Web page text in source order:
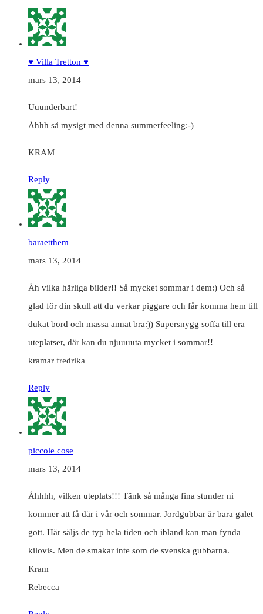
♥ Villa Tretton ♥
mars 13, 2014
Uuunderbart!
Åhhh så mysigt med denna summerfeeling:-)
KRAM
Reply
baraetthem
mars 13, 2014
Åh vilka härliga bilder!! Så mycket sommar i dem:) Och så
glad för din skull att du verkar piggare och får komma hem till
dukat bord och massa annat bra:)) Supersnygg soffa till era
uteplatser, där kan du njuuuuta mycket i sommar!!
kramar fredrika
Reply
piccole cose
mars 13, 2014
Åhhhh, vilken uteplats!!! Tänk så många fina stunder ni
kommer att få där i vår och sommar. Jordgubbar är bara galet
gott. Här säljs de typ hela tiden och ibland kan man fynda
kilovis. Men de smakar inte som de svenska gubbarna.
Kram
Rebecca